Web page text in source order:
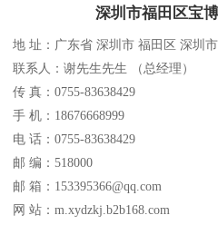
深圳市福田区宝
地 址：广东省 深圳市 福田区 深圳
联系人：谢先生先生 （总经理）
传 真：0755-83638429
手 机：18676668999
电 话：0755-83638429
邮 编：518000
邮 箱：153395366@qq.com
网 站：m.xydzkj.b2b168.com